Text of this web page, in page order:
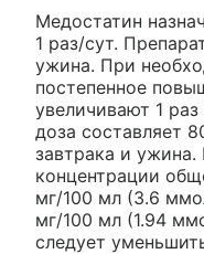
Медостатин
1 раз/сут.
ужина. При
постепенное
увеличивают 1
доза составляет
завтрака и
концентрации
мг/100 мл (3.6
мг/100 мл (1.94
следует